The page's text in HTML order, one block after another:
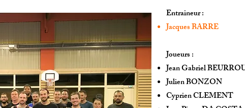
Entraineur :
Jacques BARRE
​Joueurs :
Jean Gabriel
Julien BONZON
Cyprien CLEMENT